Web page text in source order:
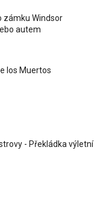
zámku Windsor
autem
los Muertos
- Překládka výletní